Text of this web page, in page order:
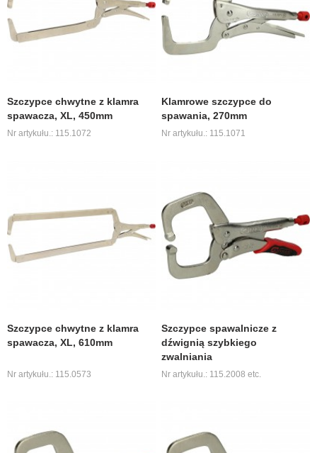
Szczypce chwytne z klamra
spawacza, XL, 450mm
Nr artykułu.: 115.1072
Klamrowe szczypce do
spawania, 270mm
Nr artykułu.: 115.1071
Szczypce chwytne z klamra
spawacza, XL, 610mm
Nr artykułu.: 115.0573
Szczypce spawalnicze z
dźwignią szybkiego
zwalniania
Nr artykułu.: 115.2008 etc.